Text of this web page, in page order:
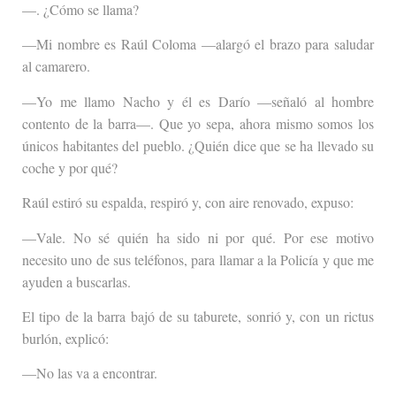
—. ¿Cómo se llama?
—Mi nombre es Raúl Coloma —alargó el brazo para saludar
al camarero.
—Yo me llamo Nacho y él es Darío —señaló al hombre
contento de la barra—. Que yo sepa, ahora mismo somos los
únicos habitantes del pueblo. ¿Quién dice que se ha llevado su
coche y por qué?
Raúl estiró su espalda, respiró y, con aire renovado, expuso:
—Vale. No sé quién ha sido ni por qué. Por ese motivo
necesito uno de sus teléfonos, para llamar a la Policía y que me
ayuden a buscarlas.
El tipo de la barra bajó de su taburete, sonrió y, con un rictus
burlón, explicó:
—No las va a encontrar.